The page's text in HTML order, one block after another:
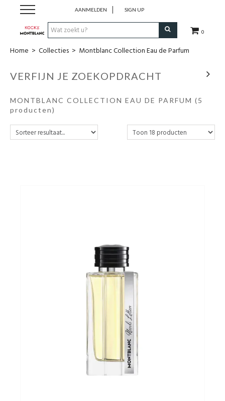
0
AANMELDEN SIGN UP
Schrijfwaren
Collecties
Lederwaren
Accessoires
Home > Collecties > Montblanc Collection Eau de Parfum
VERFIJN JE ZOEKOPDRACHT
MONTBLANC COLLECTION EAU DE PARFUM (5
producten)